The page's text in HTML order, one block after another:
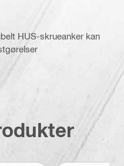
HUS-skrueanker kan